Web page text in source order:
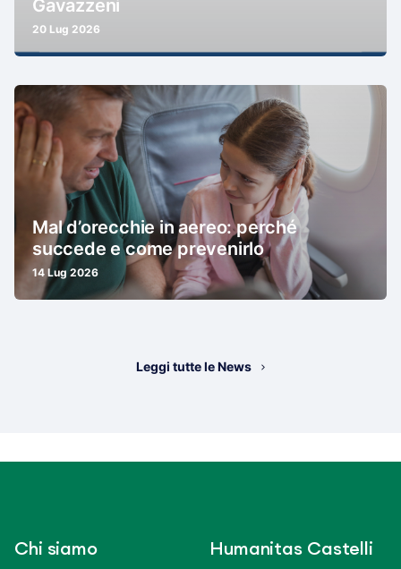
Gavazzeni
20 Lug 2026
Mal d’orecchie in aereo: perché
succede e come prevenirlo
14 Lug 2026
Leggi tutte le News
Chi siamo Humanitas Castelli